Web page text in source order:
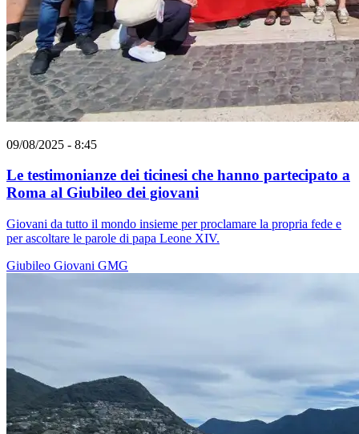
09/08/2025 - 8:45
Le testimonianze dei ticinesi che hanno partecipato a
Roma al Giubileo dei giovani
Giovani da tutto il mondo insieme per proclamare la propria fede e
per ascoltare le parole di papa Leone XIV.
Giubileo Giovani GMG